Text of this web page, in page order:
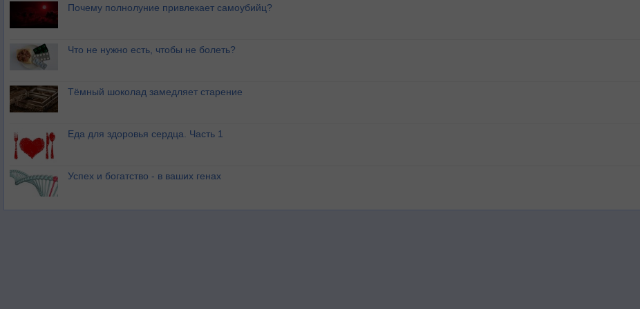
Почему полнолуние привлекает самоубийц?
Что не нужно есть, чтобы не болеть?
Тёмный шоколад замедляет старение
Еда для здоровья сердца. Часть 1
Успех и богатство - в ваших генах